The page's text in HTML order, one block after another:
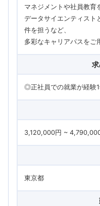
マネジメントや社員教育
データサイエンティスト
件を担うなど、
多彩なキャリアパスをご
◎正社員での就業が経験
3,120,000円 ~
東京都